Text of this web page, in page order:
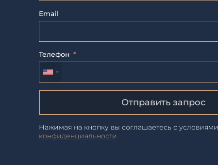
Email
Телефон
Отправить запрос
Нажимая на кнопку вы соглашаетесь с условиями
конфиденциальности